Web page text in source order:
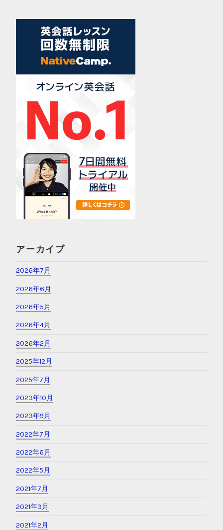
アーカイブ
2026年7月
2026年6月
2026年5月
2026年4月
2026年2月
2025年12月
2025年7月
2023年10月
2023年9月
2022年7月
2022年6月
2022年5月
2021年7月
2021年3月
2021年2月